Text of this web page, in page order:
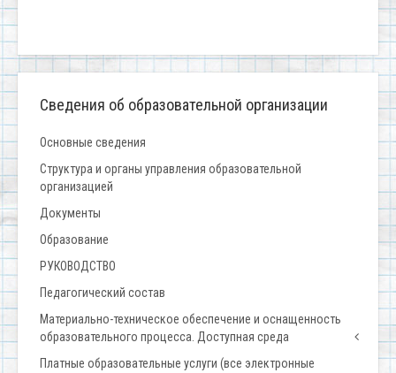
Сведения об образовательной организации
Основные сведения
Структура и органы управления образовательной
организацией
Документы
Образование
РУКОВОДСТВО
Педагогический состав
Материально-техническое обеспечение и оснащенность
образовательного процесса. Доступная среда
Платные образовательные услуги (все электронные